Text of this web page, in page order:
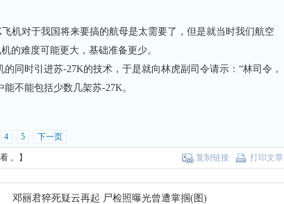
机对于我国将来要搞的航母是太需要了，但是就当时我们航空
的难度可能更大，基础准备更少。
同时引进苏-27K的技术，于是就向林虎副司令请示：“林司令，
不能包括少数几架苏-27K。
4 5 下一页
复制链接 打印文章
。】
邓丽君猝死疑云再起 尸检照曝光曾遭掌掴(图)